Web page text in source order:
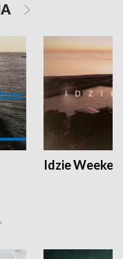
Idzie